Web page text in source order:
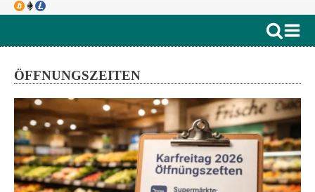
ÖFFNUNGSZEITEN